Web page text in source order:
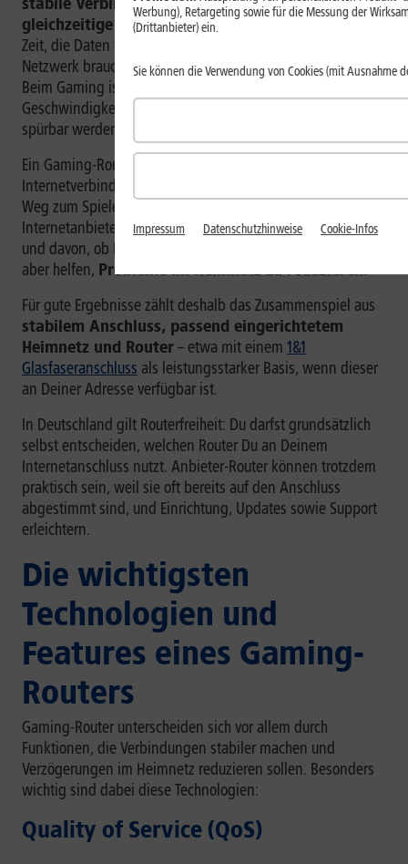
gleichzeitige Datenströmeausgelegt ist. Latenz ist die
Zeit, die Daten für den Weg zwischen zwei Punkten im
Netzwerk brauchen.[1]Sie wird über denPinggemessen.
Beim Gaming ist das wichtiger als die reine Download-
Geschwindigkeit, weil Verzögerungen direkt als Lag
spürbar werden.
Ein Gaming-Router kann die Latenz einer
Internetverbindung jedoch nicht allein ausgleichen. Der
Weg zum Spieleserver hängt auch von Deinem
Internetanbieter, der Routerposition, der Netzauslastung
und davon, ob Du
aber helfen, Probleme im Heimnetz zu reduzieren.
Für gute Ergebnisse zählt deshalb das Zusammenspiel aus
stabilem Anschluss, passend eingerichtetem
Heimnetz und Router– etwa mit einem 1&1
Glasfaseranschluss als leistungsstarker Basis, wenn dieser
an Deiner Adresse verfügbar ist.
In Deutschland gilt Routerfreiheit: Du darfst grundsätzlich
selbst entscheiden, welchen Router Du an Deinem
Internetanschluss nutzt. Anbieter-Router können trotzdem
praktisch sein, weil sie oft bereits auf den Anschluss
abgestimmt sind, und Einrichtung, Updates sowie Support
erleichtern.
Die wichtigsten
Technologien und
Features eines Gaming-
Routers
Gaming-Router unterscheiden sich vor allem durch
Funktionen, die Verbindungen stabiler machen und
Verzögerungen im Heimnetz reduzieren sollen. Besonders
wichtig sind dabei diese Technologien:
Quality of Service (QoS)
Werbung), Retargeting sowie für die Messung der
(Drittanbieter) ein.
Sie können die Verwendung von Cookies (mit Ausnahme
Impressum Datenschutzhinweise Cookie-Infos